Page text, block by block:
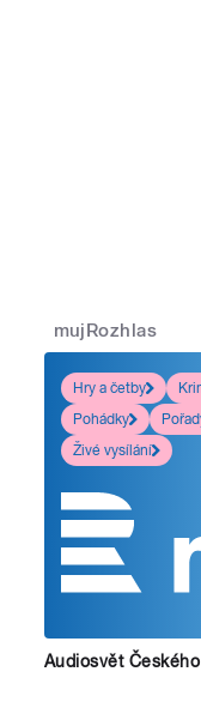
mujRozhlas
Hry a četby
Pohádky
Živé vysílání
Audiosvět